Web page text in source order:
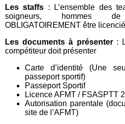
Les staffs : L’ensemble des
soigneurs, hommes
OBLIGATOIREMENT être
Les documents à présenter:
compétiteur doit présenter
Carte d’identité (Une
passeport sportif)
Passeport Sportif
Licence AFMT / FSASPTT
Autorisation parentale
site de l’AFMT)